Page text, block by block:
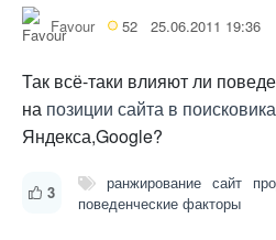
Favour 52 25.06.2011 19:36
Так всё-таки влияют ли
на позиции сайта в
Яндекса,Google?
3 ранжирование сайт
поведенческие факторы